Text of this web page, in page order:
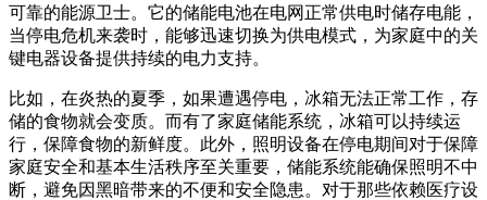
可靠的能源卫士。它的储能电池在电网正常供电时储存电能，
当停电危机来袭时，能够迅速切换为供电模式，为家庭中的关
键电器设备提供持续的电力支持。
比如，在炎热的夏季，如果遭遇停电，冰箱无法正常工作，存
储的食物就会变质。而有了家庭储能系统，冰箱可以持续运
行，保障食物的新鲜度。此外，照明设备在停电期间对于保障
家庭安全和基本生活秩序至关重要，储能系统能确保照明不中
断，避免因黑暗带来的不便和安全隐患。对于那些依赖医疗设